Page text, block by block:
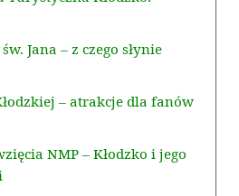
Jana – z czego słynie
– atrakcje dla fanów
NMP – Kłodzko i jego